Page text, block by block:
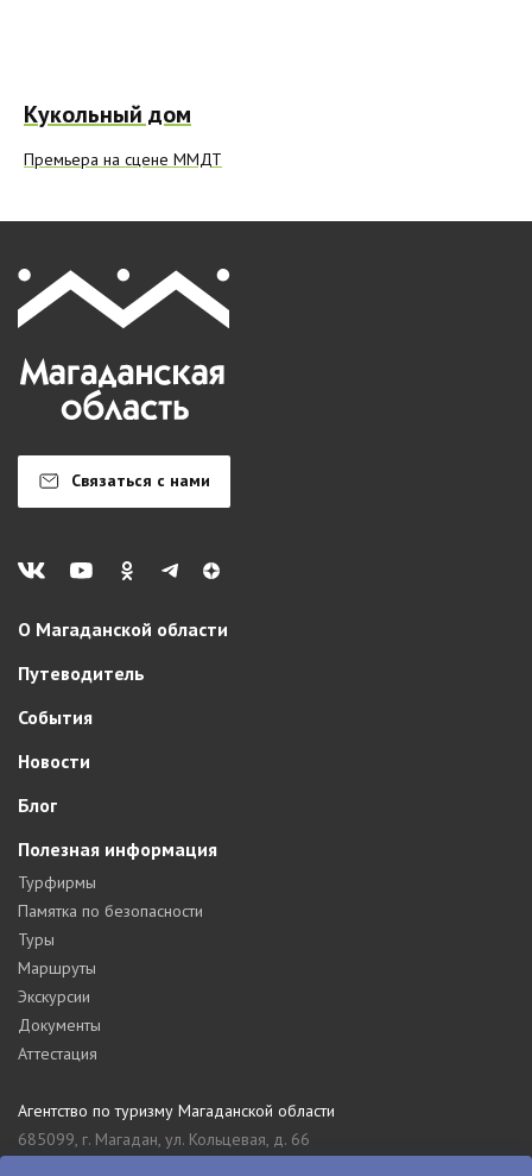
Кукольный дом
Премьера на сцене ММДТ
Связаться с нами
О Магаданской области
Путеводитель
События
Новости
Блог
Полезная информация
Турфирмы
Памятка по безопасности
Туры
Маршруты
Экскурсии
Документы
Аттестация
Агентство по туризму Магаданской области
685099, г. Магадан, ул. Кольцевая, д. 66